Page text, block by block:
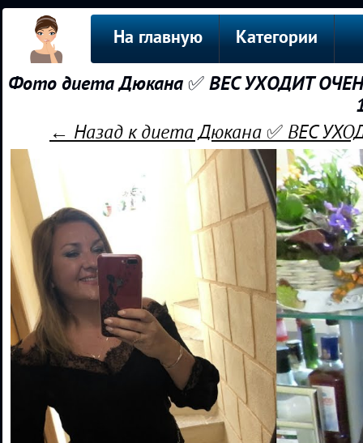
На главную Категории
Фото диета Дюкана ✅ ВЕС УХОДИТ
← Назад к диета Дюкана ✅ ВЕС